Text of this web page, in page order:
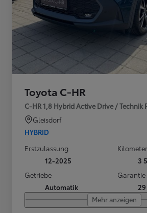
Toyota C-HR
C-HR 1,8 Hybrid Active Drive / Technik
Gleisdorf
HYBRID
Erstzulassung
12-2025
3
Getriebe
Automatik
Garantie
Mehr anzeigen